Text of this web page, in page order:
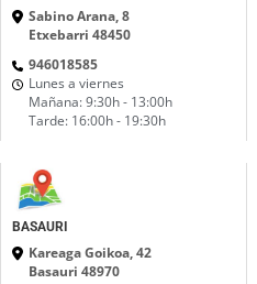
Sabino Arana, 8
Etxebarri 48450
946018585
Lunes a viernes
Mañana: 9:30h - 13:00h
Tarde: 16:00h - 19:30h
BASAURI
Kareaga Goikoa, 42
Basauri 48970